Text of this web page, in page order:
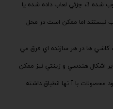
كاشي ها ممكن است بدون لعاب، انگوب شده 3، جزئي لعاب داده شده يا
نيستند اما ممكن است در محل
كاشي ها در هر سازنده اي فرق مي
اشكال هندسي و زينتي نيز ممكن
با آ نها انطباق داشته